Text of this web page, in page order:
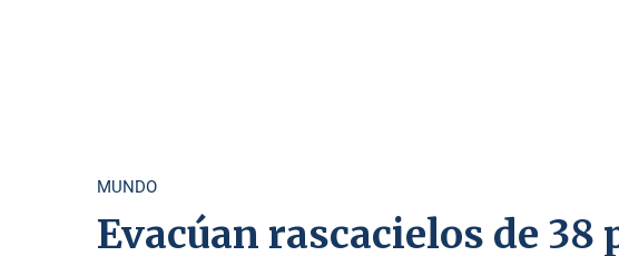
MUNDO
Evacúan rascacielos de